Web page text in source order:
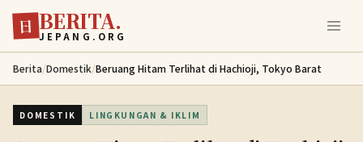
Lewati ke konten utama
日 BERITA.
JEPANG.ORG
Berita/Domestik/Beruang Hitam Terlihat di Hachioji, Tokyo Barat
DOMESTIK LINGKUNGAN & IKLIM